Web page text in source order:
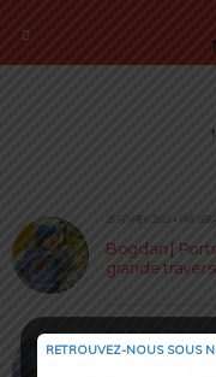
25 FÉVRIER 2023 • PAR
Bogdan [
grande
18 AVRIL 2022 • PAR
RETROUVEZ-NOUS SOUS